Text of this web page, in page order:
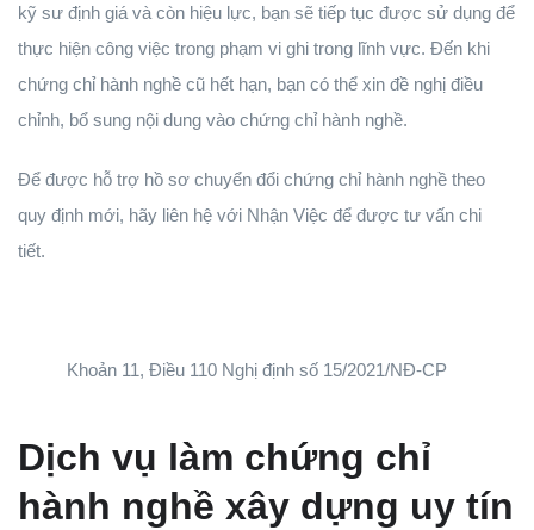
kỹ sư định giá và còn hiệu lực, bạn sẽ tiếp tục được sử dụng để
thực hiện công việc trong phạm vi ghi trong lĩnh vực. Đến khi
chứng chỉ hành nghề cũ hết hạn, bạn có thể xin đề nghị điều
chỉnh, bổ sung nội dung vào chứng chỉ hành nghề.
Để được hỗ trợ hồ sơ chuyển đổi chứng chỉ hành nghề theo
quy định mới, hãy liên hệ với Nhận Việc để được tư vấn chi
tiết.
Khoản 11, Điều 110 Nghị định số 15/2021/NĐ-CP
Dịch vụ làm chứng chỉ
hành nghề xây dựng uy tín